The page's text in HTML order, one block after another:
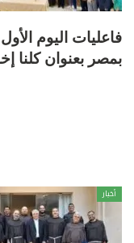
فاعليات اليوم
بمصر بعنوان كلنا
أخبار